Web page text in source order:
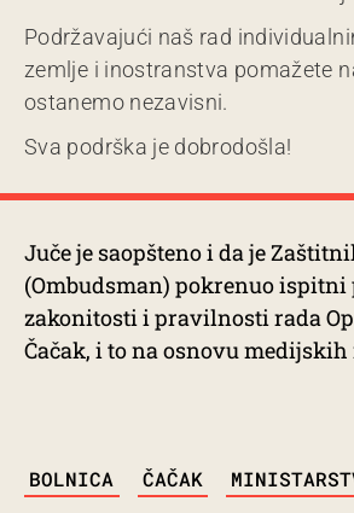
Podržavajući naš rad
zemlje i inostranstva pomažete
ostanemo nezavisni.
Sva podrška je dobrodošla!
Juče je saopšteno i da je
(Ombudsman) pokrenuo ispitni
zakonitosti i pravilnosti rada
Čačak, i to na osnovu medijskih
BOLNICA ČAČAK